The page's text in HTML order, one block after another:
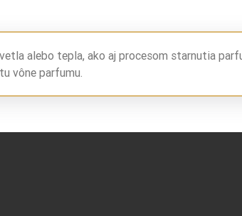
alebo tepla, ako aj procesom starnutia
vône parfumu.